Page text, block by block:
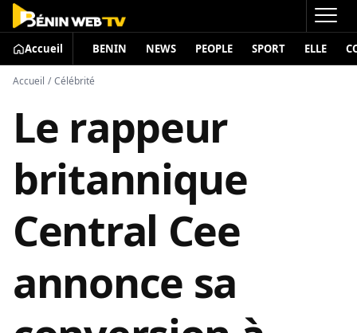
Accueil BENIN NEWS PEOPLE SPORT ELLE
Accueil / Célébrité
Le rappeur
britannique
Central Cee
annonce sa